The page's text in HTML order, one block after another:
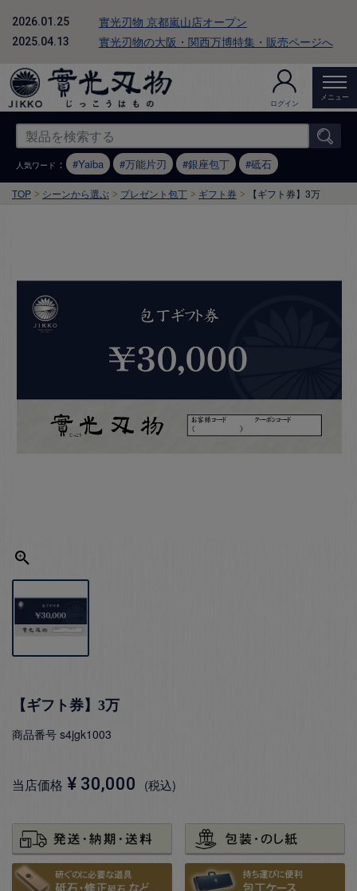
2026.01.25 實光刃物 京都嵐山店オープン
2025.04.13 實光刃物の大阪・関西万博特集・販売ページへ
ログイン
メニュー
人気ワード ： Yaiba 万能片刃 銀座包丁 砥石
TOP シーンから選ぶ プレゼント包丁 ギフト券 【ギフト券】3万
【ギフト券】3万
商品番号 s4jgk1003
当店価格 ¥ 30,000 税込